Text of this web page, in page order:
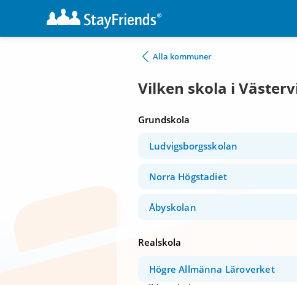
Alla kommuner
Vilken skola i
Grundskola
Ludvigsborgsskolan
Norra Högstadiet
Åbyskolan
Realskola
Högre Allmänna Läroverket